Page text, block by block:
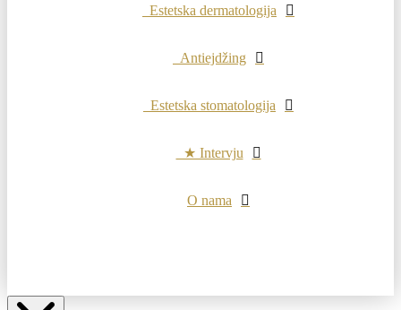
Estetska dermatologija
Antiejdžing
Estetska stomatologija
★ Intervju
O nama